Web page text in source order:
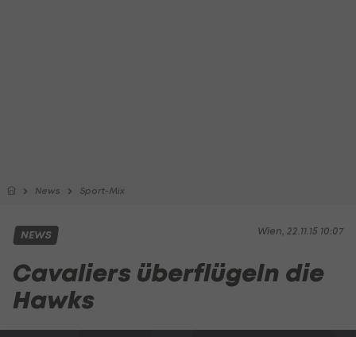
News Sport-Mix
Wien, 22.11.15 10:07
NEWS
Cavaliers überflügeln die
Hawks